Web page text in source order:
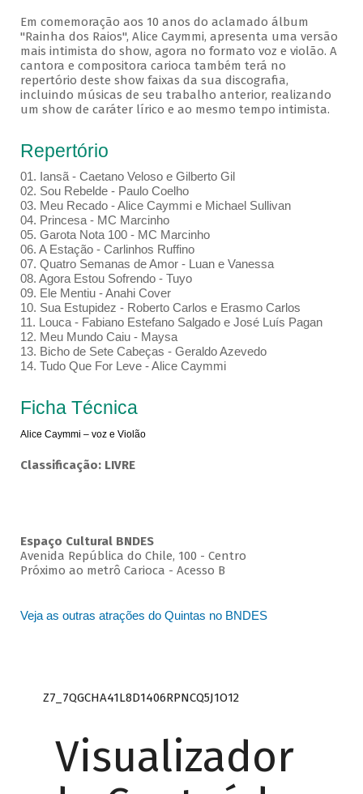
Em comemoração aos 10 anos do aclamado álbum
"Rainha dos Raios", Alice Caymmi, apresenta uma versão
mais intimista do show, agora no formato voz e violão. A
cantora e compositora carioca também terá no
repertório deste show faixas da sua discografia,
incluindo músicas de seu trabalho anterior, realizando
um show de caráter lírico e ao mesmo tempo intimista.
Repertório
01. Iansã - Caetano Veloso e Gilberto Gil
02. Sou Rebelde - Paulo Coelho
03. Meu Recado - Alice Caymmi e Michael Sullivan
04. Princesa - MC Marcinho
05. Garota Nota 100 - MC Marcinho
06. A Estação - Carlinhos Ruffino
07. Quatro Semanas de Amor - Luan e Vanessa
08. Agora Estou Sofrendo - Tuyo
09. Ele Mentiu - Anahi Cover
10. Sua Estupidez - Roberto Carlos e Erasmo Carlos
11. Louca - Fabiano Estefano Salgado e José Luís Pagan
12. Meu Mundo Caiu - Maysa
13. Bicho de Sete Cabeças - Geraldo Azevedo
14. Tudo Que For Leve - Alice Caymmi
Ficha Técnica
Alice Caymmi – voz e Violão
Classificação: LIVRE
Espaço Cultural BNDES
Avenida República do Chile, 100 - Centro
Próximo ao metrô Carioca - Acesso B
Veja as outras atrações do Quintas no BNDES
Z7_7QGCHA41L8D1406RPNCQ5J1O12
Visualizador